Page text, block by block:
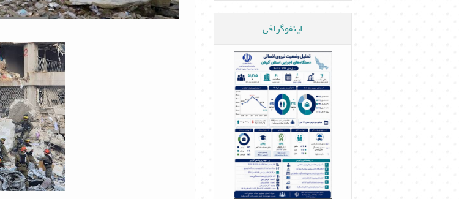
اینفوگرافی